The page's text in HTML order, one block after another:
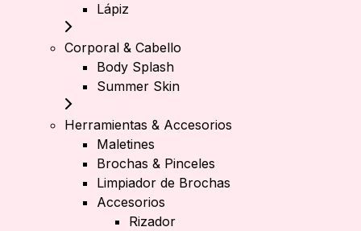
Lápiz
Corporal & Cabello
Body Splash
Summer Skin
Herramientas & Accesorios
Maletines
Brochas & Pinceles
Limpiador de Brochas
Accesorios
Rizador